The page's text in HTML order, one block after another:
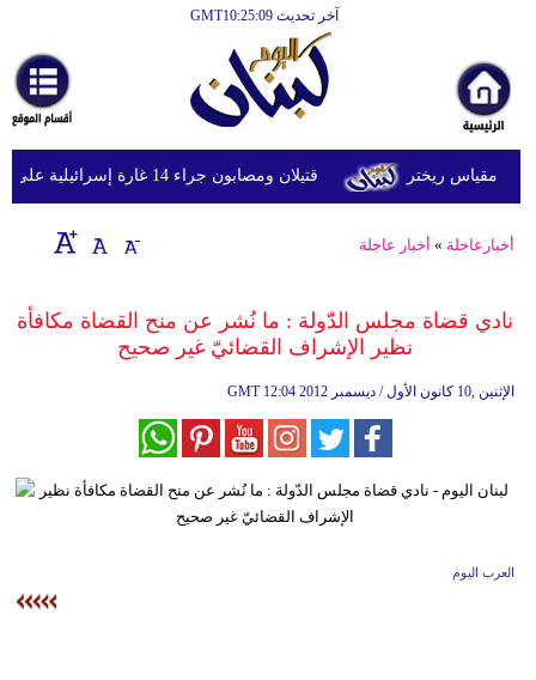
آخر تحديث GMT10:25:09
أخبارعاجلة
رياضة
ثقافة
إقتصاد
وموسيقى
ديكور
قتيلان ومصابون جراء 14 غارة إسرائيلية على شرق وجنوب لبنان
أخبارعاجلة » أخبار عاجلة
نادي قضاة مجلس الدّولة : ما نُشر عن منح القضاة مكافأة
نظير الإشراف القضائيّ غير صحيح
GMT 12:04 2012 الإثنين ,10 كانون الأول / ديسمبر
العرب اليوم